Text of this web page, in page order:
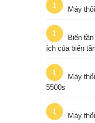
1 Máy
1
Biến
ích của biến
1
Máy
5500s
1
Máy